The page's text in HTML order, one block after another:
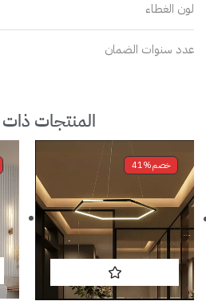
لون الغطاء
عدد سنوات الضمان
المنتجات
خصم41%